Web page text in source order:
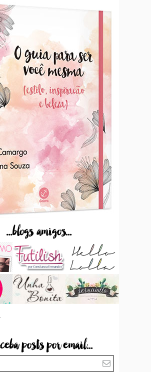
...blogs amigos...
posts por email...